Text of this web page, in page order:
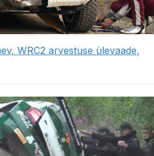
WRC2 arvestuse ülevaade,